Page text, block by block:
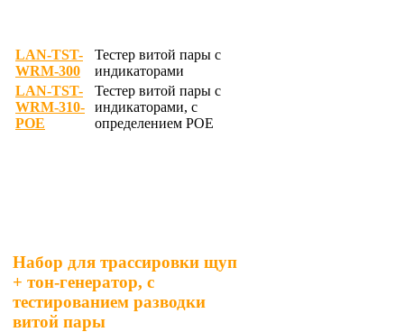
LAN-TST-
WRM-300
Тестер витой пары с
индикаторами
LAN-TST-
WRM-310-
POE
Тестер витой пары с
индикаторами, с
определением POE
Набор для трассировки щуп
+ тон-генератор, с
тестированием разводки
витой пары